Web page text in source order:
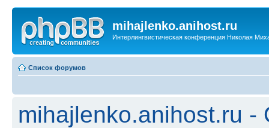
mihajlenko.anihost.ru
Интерлингвистическая конференция Николая
Список форумов
mihajlenko.anihost.ru